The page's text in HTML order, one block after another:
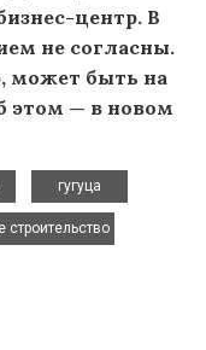
центр. В
не согласны.
может быть на
этом — в новом
гугуца
строительство